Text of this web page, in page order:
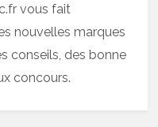
vous fait
nouvelles marques
conseils, des bonne
concours.